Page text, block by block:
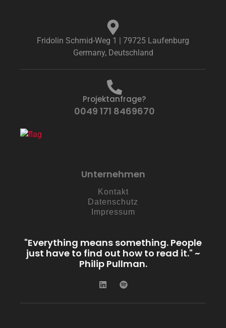
Fridolin Schmid-Weg 1 | 79725 Laufenburg
Germany, Deutschland
Projektanfrage?
0049 171 8469670
Unternehmen
Kontakt
Datenschutz
Impressum
"Everything means something. People
just have to find out how to read it." ~
Philip Pullman.